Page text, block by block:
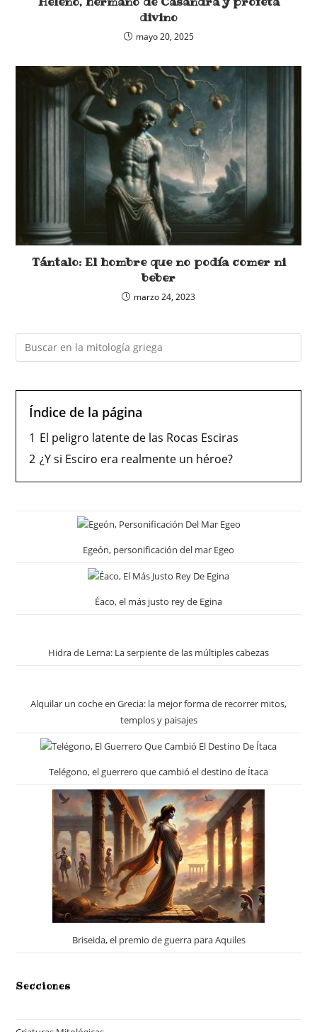
divino
mayo 20, 2025
Tántalo: El hombre que no podía comer ni
beber
marzo 24, 2023
Índice de la página
1 El peligro latente de las Rocas Esciras
2 ¿Y si Esciro era realmente un héroe?
Egeón, personificación del mar Egeo
Éaco, el más justo rey de Egina
Hidra de Lerna: La serpiente de las múltiples cabezas
Alquilar un coche en Grecia: la mejor forma de recorrer mitos,
templos y paisajes
Telégono, el guerrero que cambió el destino de Ítaca
Briseida, el premio de guerra para Aquiles
Secciones